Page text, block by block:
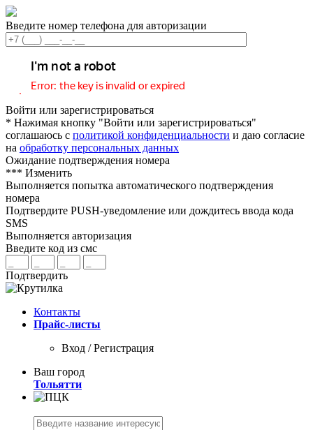
Введите номер телефона для авторизации
Войти или зарегистрироваться
* Нажимая кнопку "Войти или зарегистрироваться"
соглашаюсь с политикой конфиденциальности и даю согласие
на обработку персональных данных
Ожидание подтверждения номера
*** Изменить
Выполняется попытка автоматического подтверждения
номера
Подтвердите PUSH-уведомление или дождитесь ввода кода
SMS
Выполняется авторизация
Введите код из смс
Подтвердить
Контакты
Прайс-листы
Вход / Регистрация
Ваш город
Тольятти